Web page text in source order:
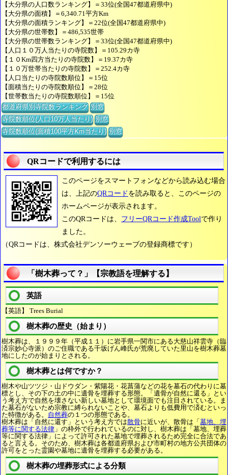
【大分県の人口数ランキング】＝33位(全国47都道府県中)
【大分県の面積】＝6,340.71平方Km
【大分県の面積ランキング】＝22位(全国47都道府県中)
【大分県の世帯数】＝486,535世帯
【大分県の世帯数ランキング】＝33位(全国47都道府県中)
【人口１０万人当たりの寺院数】＝105.29カ寺
【１０Km四方当たりの寺院数】＝19.37カ寺
【１０万世帯当たりの寺院数】＝252.4カ寺
【人口当たりの寺院数順位】＝15位
【面積当たりの寺院数順位】＝28位
【世帯数当たりの寺院数順位】＝15位
都道府県別寺院数ランキング 別窓
寺院数順位(人口10万人当たり) 別窓
寺院数順位(面積100平方Km当たり) 別窓
QRコードで利用するには
このページをスマートフォンなどから読み込む場合
は、上記のQRコード を読み取ると、このページの
ホームページが表示されます。
このQRコードは、 フリーQRコード作成Toolで作り
ました。
（QRコードは、株式会社デンソーウェーブの登録商標です）
「樹木葬って？」【宗教語を理解する】
英語
【英語】 Trees Burial
樹木葬の歴史（始まり）
樹木葬は、１９９９年（平成１１）に岩手県一関市にある大慈山祥雲寺（臨
済宗妙心寺派）のご住職である千坂げん峰氏が荒廃していた里山を樹木葬墓
地にしたのが始まりとされる。
樹木葬とは何ですか？
樹木や山ツツジ・山ドウダン・紫陽花・花菖蒲などの花を墓石の代わりに墓
標とし、その下の土の中に遺骨を埋葬する形態。「遺骨が自然に還る」とい
う考え方で自然を壊さない新しい墓地として環境面でも注目されている。ま
た墓石がないため宗教に縛られないことや、墓石よりも低費用で済むといっ
た特徴がある。 自然葬の１つの形態である。
樹木葬は「自然に還す」という考え方では散骨に近いが、散骨は「 墓地、埋
葬等に関する法律 」の枠外で行われているのに対し、樹木葬は「墓地、埋葬
等に関する法律」によって許可された墓地で埋葬されるため完全に合法であ
ると言える。そのため、樹木葬は各都道府県および市町村の地方公共団体の
許可をとった霊園や墓地に遺骨を埋葬する必要がある。
樹木葬の埋葬形式による分類